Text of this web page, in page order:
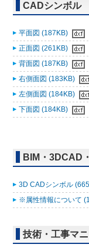
CADシンボル
平面図 (187KB)
正面図 (261KB)
背面図 (187KB)
右側面図 (183KB)
左側面図 (184KB)
下面図 (184KB)
BIM・3DCAD
3D CADシンボル
※属性情報について
技術・工事マ